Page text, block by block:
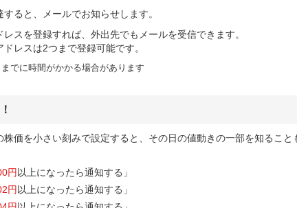
ると、メールでお知らせします。
スを登録すれば、外出先でもメールを受信できます。
レスは2つまで登録可能です。
でに時間がかかる場合があります
株価を小さい刻みで設定すると、その日の値動きの一部を知ること
円 以上になったら通知する」
円 以上になったら通知する」